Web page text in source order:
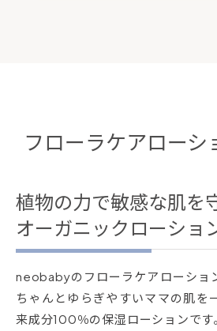
フローラケアローシ
植物の力で敏感な肌を
オーガニックローショ
neobabyのフローラケアローショ
ちゃんとゆらぎやすいママの肌を
来成分100％の保湿ローションです